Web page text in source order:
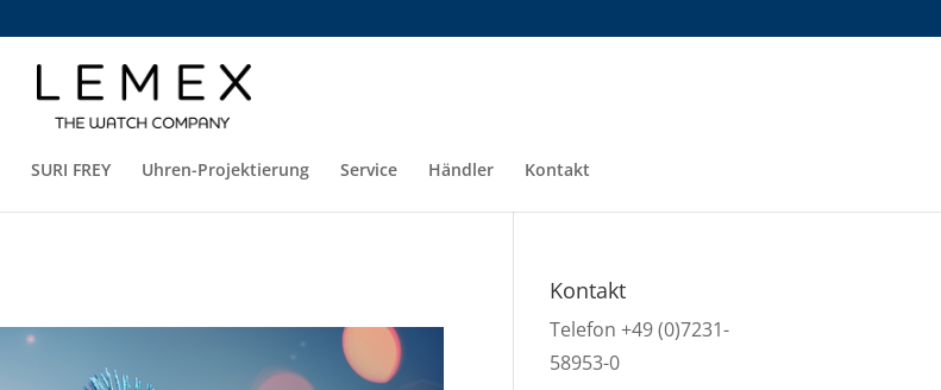
SURI FREY Uhren-Projektierung Service Händler Kontakt
Kontakt
Telefon +49 (0)7231-
58953-0